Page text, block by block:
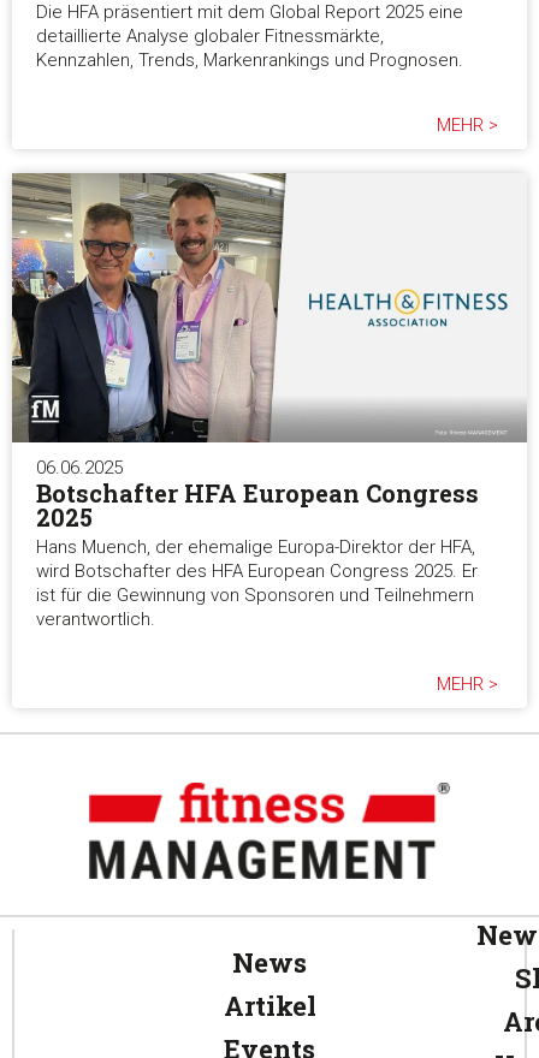
Die HFA präsentiert mit dem Global Report 2025 eine
detaillierte Analyse globaler Fitnessmärkte,
Kennzahlen, Trends, Markenrankings und Prognosen.
MEHR >
06.06.2025
Botschafter HFA European Congress
2025
Hans Muench, der ehemalige Europa-Direktor der HFA,
wird Botschafter des HFA European Congress 2025. Er
ist für die Gewinnung von Sponsoren und Teilnehmern
verantwortlich.
MEHR >
News
Artikel
Events